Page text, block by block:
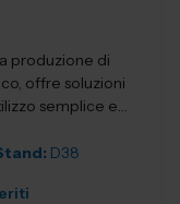
produzione di
offre soluzioni
semplice e
D38